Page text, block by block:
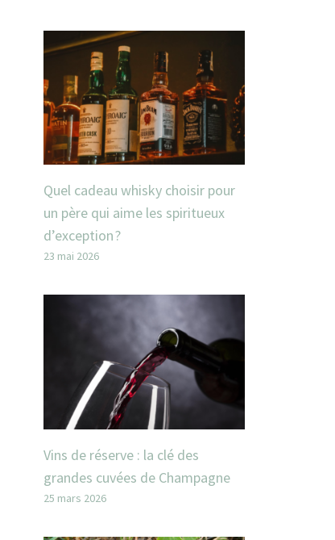
Quel cadeau whisky choisir pour
un père qui aime les spiritueux
d’exception ?
23 mai 2026
Vins de réserve : la clé des
grandes cuvées de Champagne
25 mars 2026